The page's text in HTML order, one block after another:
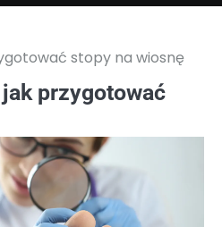
stopy na wiosnę
przygotować